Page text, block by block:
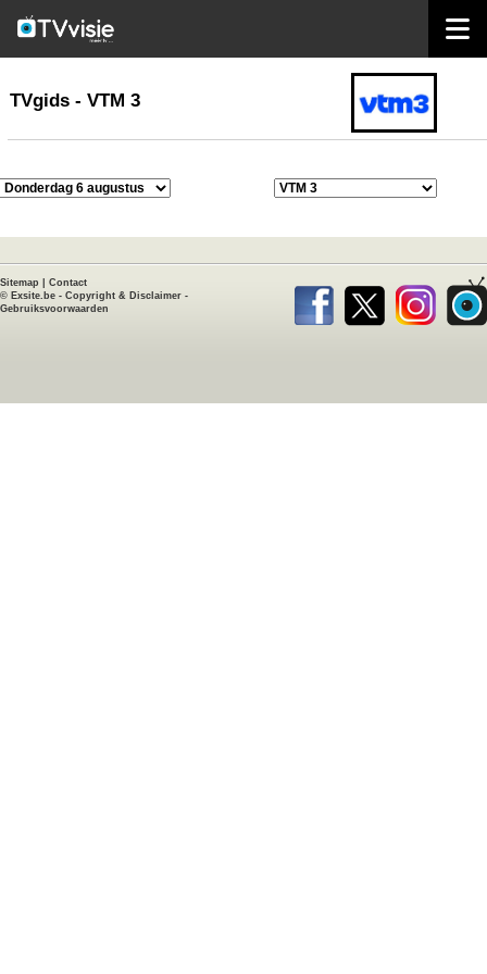
TVgids
TVgids - VTM 3
Sitemap
Contact
© Exsite.be - Copyright & Disclaimer -
Gebruiksvoorwaarden